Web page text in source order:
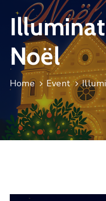
ROUSSET
ÉDUCATION
ET
JEUNESSE
SOLIDARITÉS
ÉCONOMIE
ANIMATION
Noël
Home Event